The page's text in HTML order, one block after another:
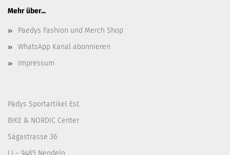
Mehr über...
Paedys Fashion und Merch Shop
WhatsApp Kanal abonnieren
Impressum
Pädys Sportartikel Est.
BIKE & NORDIC Center
Sägastrasse 36
LI – 9485 Nendeln